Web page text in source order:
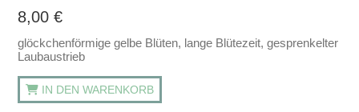
8,00€
glöckchenförmige gelbe Blüten, lange Blütezeit, gesprenkelter
Laubaustrieb
IN DEN WARENKORB